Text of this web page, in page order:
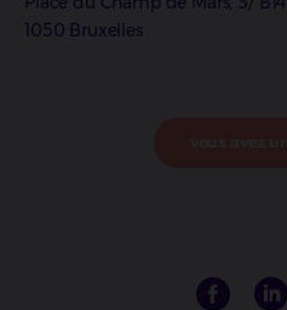
1050 Bruxelles